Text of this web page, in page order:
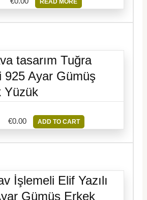
tasarım Tuğra
925 Ayar Gümüş
Yüzük
€0.00 ADD TO CART
İşlemeli Elif Yazılı
Gümüş Erkek